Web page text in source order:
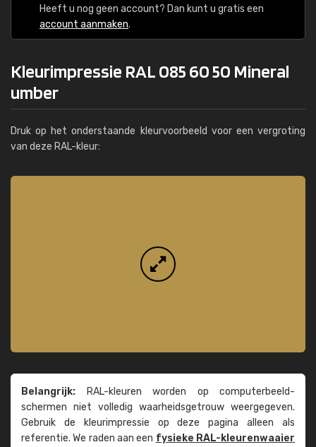
Heeft u nog geen account? Dan kunt u gratis een
account aanmaken.
Kleurimpressie RAL 085 60 50 Mineral
umber
Druk op het onderstaande kleurvoorbeeld voor een vergroting
van deze RAL-kleur:
Belangrijk: RAL-kleuren worden op computer­beeld­
schermen niet volledig waarheids­­getrouw weer­gegeven.
Gebruik de kleur­impressie op deze pagina alleen als
referentie. We raden aan een fysieke RAL-kleuren­waaier